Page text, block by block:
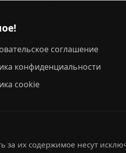
соглашение
конфиденциальности
cookie
за их содержимое несут